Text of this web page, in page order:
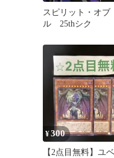
スピリット・オブ
ル 25thシク
¥300
【2点目無料】ユ